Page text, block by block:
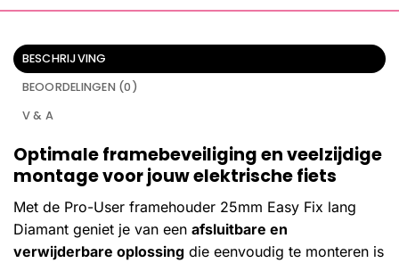
BESCHRIJVING
BEOORDELINGEN (0)
V & A
Optimale framebeveiliging en veelzijdige
montage voor jouw elektrische fiets
Met de Pro-User framehouder 25mm Easy Fix lang
Diamant geniet je van een afsluitbare en
verwijderbare oplossing die eenvoudig te monteren is